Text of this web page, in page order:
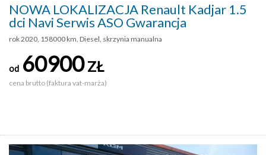
NOWA LOKALIZACJA Renault Kadjar 1.5
dci Navi Serwis ASO Gwarancja
rok 2020, 158000 km, Diesel, skrzynia manualna
od 60900ZŁ
cena brutto (faktura vat-marża)